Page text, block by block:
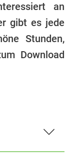
an
gibt es jede
Stunden,
Download